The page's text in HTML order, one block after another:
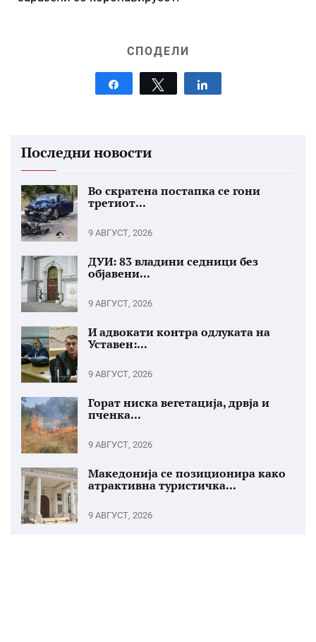
СПОДЕЛИ
Tweet
Последни новости
Во скратена постапка се гони
третиот...
9 АВГУСТ, 2026
ДУИ: 83 владини седници без
објавени...
9 АВГУСТ, 2026
И адвокати контра одлуката на
Уставен:...
9 АВГУСТ, 2026
Горат ниска вегетација, дрвја и
пченка...
9 АВГУСТ, 2026
Македонија се позиционира како
атрактивна туристичка...
9 АВГУСТ, 2026